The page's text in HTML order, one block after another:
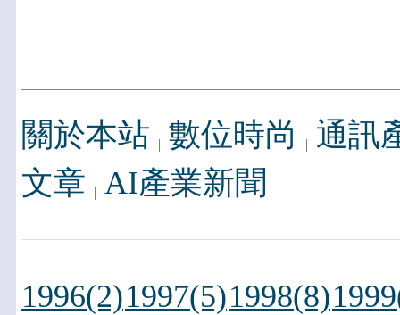
關於本站 數位時尚
通訊
文章 AI產業新聞
1996(2)1997(5)1998(8)